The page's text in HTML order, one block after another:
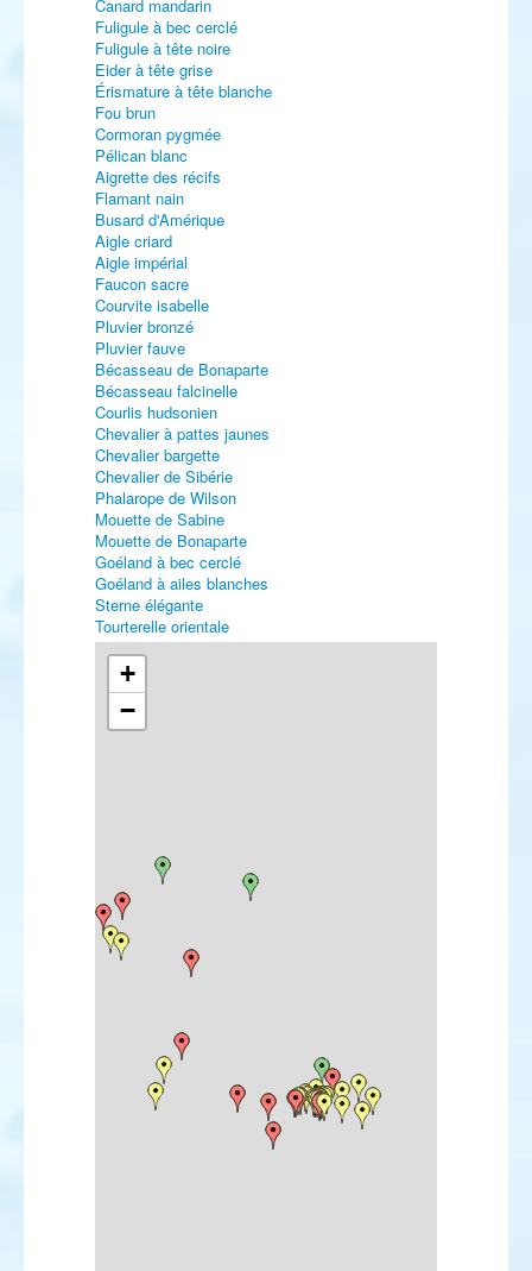
Canard mandarin
Fuligule à bec cerclé
Fuligule à tête noire
Eider à tête grise
Érismature à tête blanche
Fou brun
Cormoran pygmée
Pélican blanc
Aigrette des récifs
Flamant nain
Busard d'Amérique
Aigle criard
Aigle impérial
Faucon sacre
Courvite isabelle
Pluvier bronzé
Pluvier fauve
Bécasseau de Bonaparte
Bécasseau falcinelle
Courlis hudsonien
Chevalier à pattes jaunes
Chevalier bargette
Chevalier de Sibérie
Phalarope de Wilson
Mouette de Sabine
Mouette de Bonaparte
Goéland à bec cerclé
Goéland à ailes blanches
Sterne élégante
Tourterelle orientale
Engoulevent à collier roux
Martinet cafre
Martinet des maisons
Martin-pêcheur d'Amérique
Alouette leucoptère
Fauvette des Balkans
Pouillot de Hume
Pouillot de Schwarz
Pouillot brun
Gobemouche nain
Pie-grièche brune
Viréo à œil rouge
Roselin cramoisi
Bruant masqué
Bruant à calotte blanche
Bruant nain
+
−